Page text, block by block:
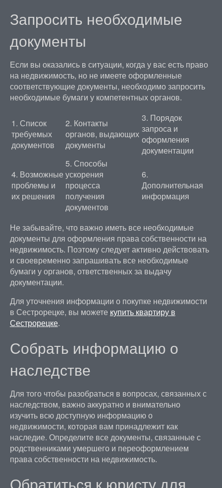
Запросить необходимые
документы
Если вы оказались в ситуации, когда у вас есть право
на недвижимость, но не имеете оформленные
соответствующие документы, необходимо запросить
необходимые бумаги у компетентных органов.
1. Список
требуемых
документов
2. Контакты
органов, выдающих
документы
3. Порядок
запроса и
оформления
документации
4. Возможные
проблемы и
их решения
5. Способы
ускорения
процесса
получения
документов
6.
Дополнительная
информация
Не забывайте, что важно иметь все необходимые
документы для оформления права собственности на
недвижимость. Поэтому следует активно действовать
и своевременно запрашивать все необходимые
бумаги у органов, ответственных за выдачу
документации.
Для уточнения информации о покупке недвижимости
в Сестрорецке, вы можете купить квартиру в
Сестрорецке.
Собрать информацию о
наследстве
Для того чтобы разобраться в вопросах, связанных с
наследством, важно аккуратно и внимательно
изучить всю доступную информацию о
недвижимости, которая вам принадлежит как
наследие. Определите все документы, связанные с
родственниками умершего и переоформлением
права собственности на недвижимость.
Обратиться к юристу для